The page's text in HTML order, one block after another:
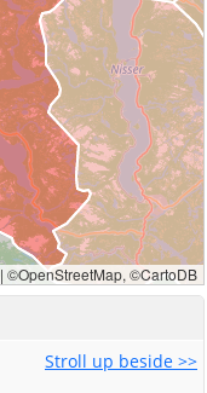
Stroll up beside >>